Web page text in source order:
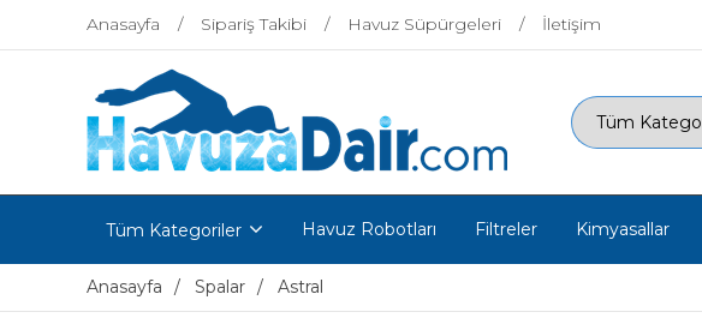
Anasayfa Sipariş Takibi Havuz Süpürgeleri İletişim
Tüm Kategoriler Havuz Robotları Filtreler Kimyasallar
Anasayfa Spalar Astral